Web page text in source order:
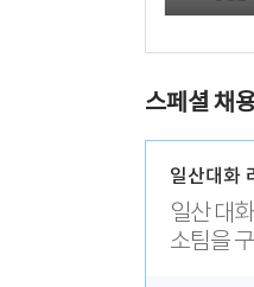
스페셜 채
일산대화
일산 대
소팀을